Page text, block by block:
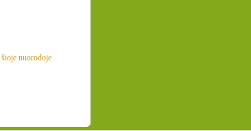
šioje nuorodoje